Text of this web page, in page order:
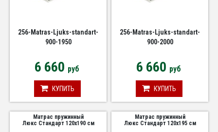
256-Matras-Ljuks-standart-
900-1950
6 660 руб
КУПИТЬ
256-Matras-Ljuks-standart-
900-2000
6 660 руб
КУПИТЬ
Матрас пружинный
Люкс Стандарт 120х190 см
Матрас пружинный
Люкс Стандарт 120х195 см